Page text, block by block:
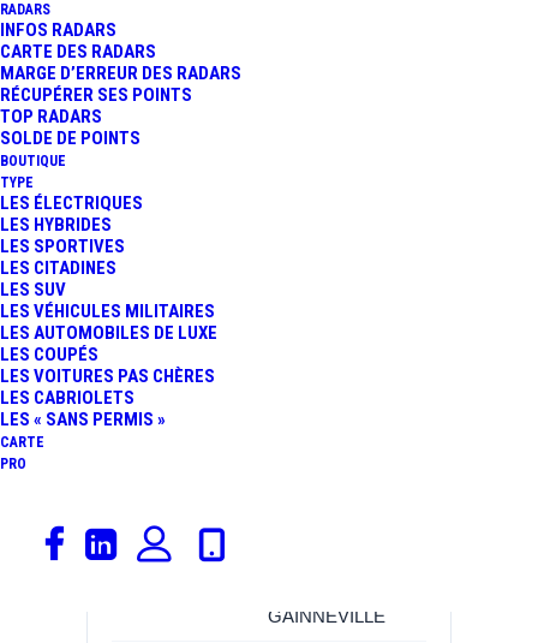
RADARS
INFOS RADARS
CARTE DES RADARS
MARGE D’ERREUR DES RADARS
RÉCUPÉRER SES POINTS
TOP RADARS
SOLDE DE POINTS
BOUTIQUE
TYPE
LES ÉLECTRIQUES
LES HYBRIDES
LES SPORTIVES
LES CITADINES
LES SUV
LES VÉHICULES MILITAIRES
LES AUTOMOBILES DE LUXE
LES COUPÉS
LES VOITURES PAS CHÈRES
LES CABRIOLETS
LES « SANS PERMIS »
CARTE
PRO
Informations
Catégorie
Adresse
GAINNEVILLE